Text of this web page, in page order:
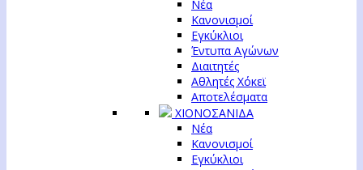
Νέα
Κανονισμοί
Εγκύκλιοι
Έντυπα Αγώνων
Διαιτητές
Αθλητές Χόκεϊ
Αποτελέσματα
ΧΙΟΝΟΣΑΝΙΔΑ
Νέα
Κανονισμοί
Εγκύκλιοι